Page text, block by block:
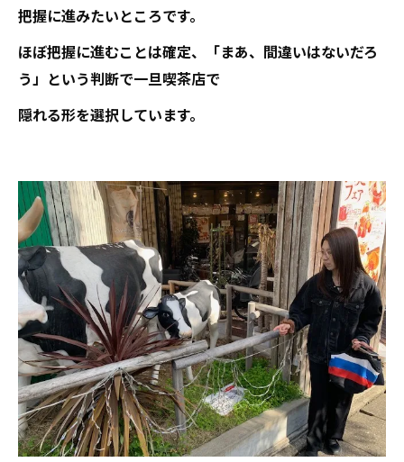
把握に進みたいところです。
ほぼ把握に進むことは確定、「まあ、間違いはないだろ
う」という判断で一旦喫茶店で
隠れる形を選択しています。